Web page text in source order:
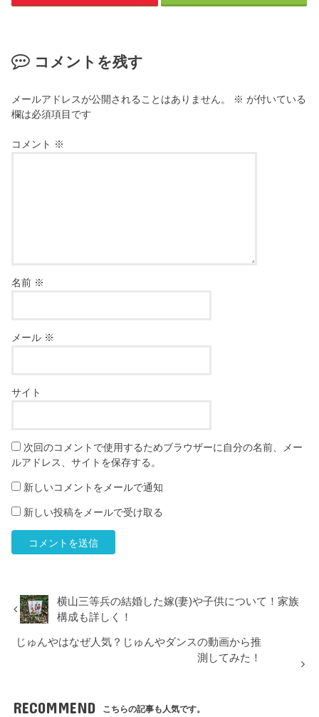
コメントを残す
メールアドレスが公開されることはありません。 ※ が付いている
欄は必須項目です
コメント ※
名前 ※
メール ※
サイト
次回のコメントで使用するためブラウザーに自分の名前、メー
ルアドレス、サイトを保存する。
新しいコメントをメールで通知
新しい投稿をメールで受け取る
横山三等兵の結婚した嫁(妻)や子供について！家族
構成も詳しく！
じゅんやはなぜ人気？じゅんやダンスの動画から推
測してみた！
RECOMMEND こちらの記事も人気です。